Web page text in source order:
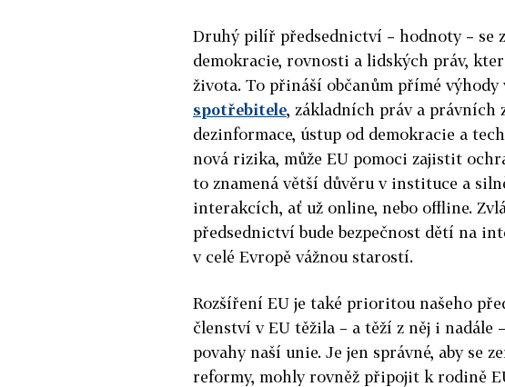
Druhý pilíř předsednictví – hodnoty – se
demokracie, rovnosti a lidských práv,
života. To přináší občanům přímé
spotřebitele, základních práv a právních
dezinformace, ústup od demokracie a
nová rizika, může EU pomoci zajistit
to znamená větší důvěru v instituce a
interakcích, ať už online, nebo offline.
předsednictví bude bezpečnost dětí na
v celé Evropě vážnou starostí.
Rozšíření EU je také prioritou našeho
členství v EU těžila – a těží z něj i nadále
povahy naší unie. Je jen správné, aby se
reformy, mohly rovněž připojit k rodině